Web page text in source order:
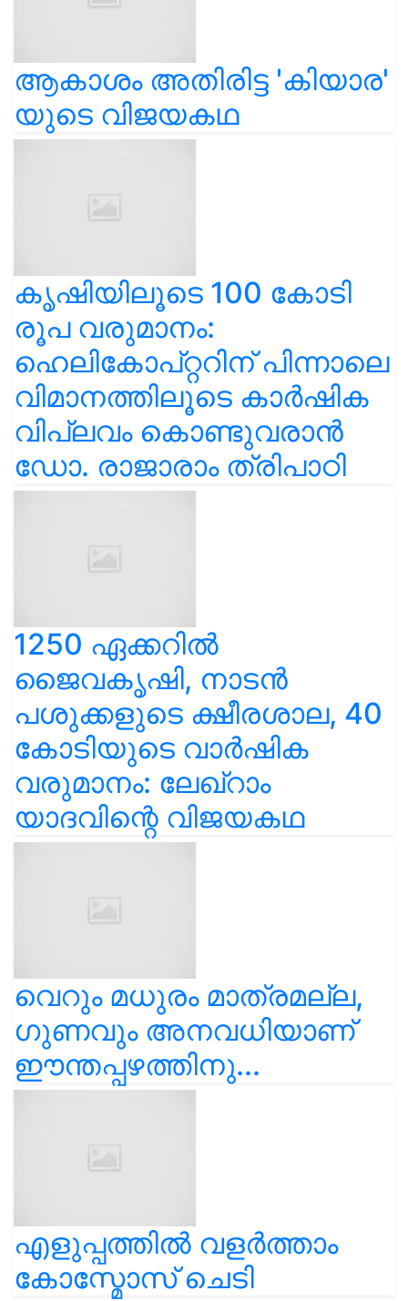
ആകാശം അതിരിട്ട 'കിയാര'
യുടെ വിജയകഥ
കൃഷിയിലൂടെ 100 കോടി
രൂപ വരുമാനം:
ഹെലികോപ്റ്ററിന് പിന്നാലെ
വിമാനത്തിലൂടെ കാർഷിക
വിപ്ലവം കൊണ്ടുവരാൻ
ഡോ. രാജാരാം ത്രിപാഠി
1250 ഏക്കറിൽ
ജൈവകൃഷി, നാടൻ
പശുക്കളുടെ ക്ഷീരശാല, 40
കോടിയുടെ വാർഷിക
വരുമാനം: ലേഖ്‌റാം
യാദവിന്റെ വിജയകഥ
വെറും മധുരം മാത്രമല്ല,
ഗുണവും അനവധിയാണ്
ഈന്തപ്പഴത്തിനു...
എളുപ്പത്തിൽ വളർത്താം
കോസ്മോസ് ചെടി